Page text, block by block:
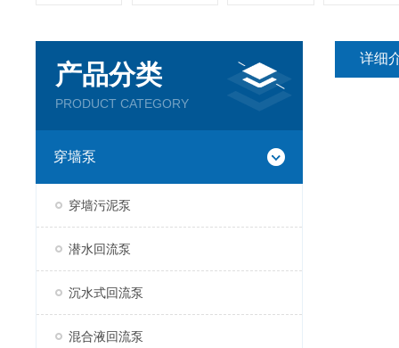
产品分类
PRODUCT CATEGORY
穿墙泵
穿墙污泥泵
潜水回流泵
沉水式回流泵
混合液回流泵
详细